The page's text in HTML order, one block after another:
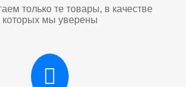
только те товары, в качестве
которых мы уверены